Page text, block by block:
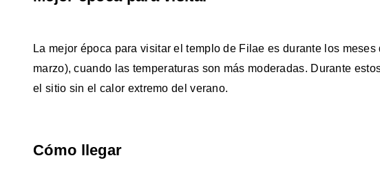
La mejor época para visitar el templo de Filae es durante los
marzo), cuando las temperaturas son más moderadas. Durante
el sitio sin el calor extremo del verano.
Cómo llegar